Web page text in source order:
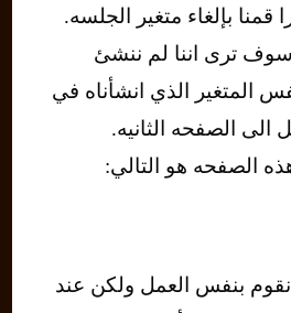
قمنا بإلغاء متغير الجلسه.
ترى اننا لم ننشئ
المتغير الذي انشأناه في
الى الصفحه الثانيه.
الصفحه هو التالي:
بنفس العمل ولكن عند